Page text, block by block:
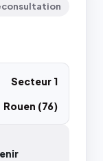
Secteur 1
Rouen (76)